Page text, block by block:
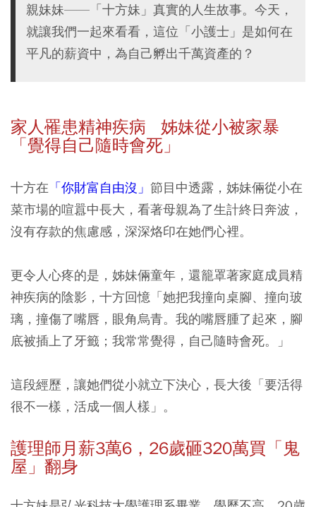
親妹妹——「十方妹」真實的人生故事。今天，
就讓我們一起來看看，這位「小護士」是如何在
平凡的薪資中，為自己孵出千萬資產的？
家人罹患精神疾病 姊妹從小被家暴
「覺得自己隨時會死」
十方在 「你財富自由沒」 節目中透露，姊妹倆從小在
菜市場的喧囂中長大，看著母親為了生計終日奔波，
沒有存款的焦慮感，深深烙印在她們心裡。
更令人心疼的是，姊妹倆童年，還籠罩著家庭成員精
神疾病的陰影，十方回憶「她把我撞向桌腳、撞向玻
璃，撞傷了嘴唇，眼角烏青。我的嘴唇腫了起來，腳
底被插上了牙籤；我常常覺得，自己隨時會死。」
這段經歷，讓她們從小就立下決心，長大後「要活得
很不一樣，活成一個人樣」。
護理師月薪3萬6，26歲砸320萬買「鬼
屋」翻身